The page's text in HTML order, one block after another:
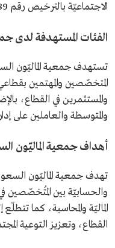
الاجتماعيّة بالترخيص رقم 1289 عام 1438هـ/2017م.
الفئات المستهدفة لدى
تستهدف جمعية الماليّون
المتخصّصين والمهتمين بقطاعي
والمستثمرين في القطاع،
والمتوسطة والعاملين على
أهداف جمعية الماليّون
تهدف جمعية الماليّون
والحسابيّة بين المُتخصّصين
الماليّة والمحاسبة، كما
القطاع، وتعزيز التوعية